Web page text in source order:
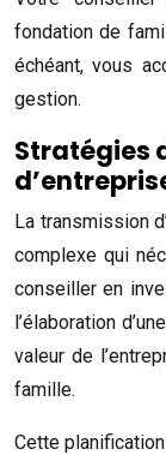
fondation de
échéant, vous
gestion.
Stratégies
La transmission
complexe qui
conseiller en
l’élaboration
valeur de
famille.
Cette